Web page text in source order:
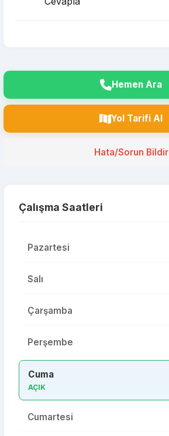
Hemen Ara
Yol Tarifi Al
Hata/Sorun Bildir
Çalışma Saatleri
Pazartesi
Salı
Çarşamba
Perşembe
Cuma
AÇIK
Cumartesi